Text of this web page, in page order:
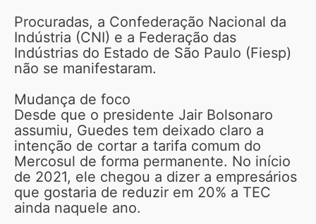
Procuradas, a Confederação Nacional da
Indústria (CNI) e a Federação das
Indústrias do Estado de São Paulo (Fiesp)
não se manifestaram.
Mudança de foco
Desde que o presidente Jair Bolsonaro
assumiu, Guedes tem deixado claro a
intenção de cortar a tarifa comum do
Mercosul de forma permanente. No início
de 2021, ele chegou a dizer a empresários
que gostaria de reduzir em 20% a TEC
ainda naquele ano.